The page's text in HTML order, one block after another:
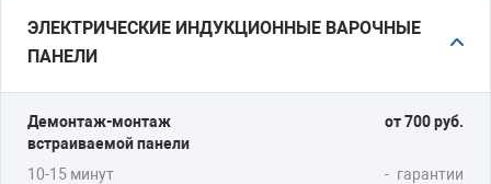
ЭЛЕКТРИЧЕСКИЕ ИНДУКЦИОННЫЕ ВАРОЧНЫЕ
ПАНЕЛИ
Демонтаж-монтаж
встраиваемой панели
от 700 руб.
10-15 минут - гарантии